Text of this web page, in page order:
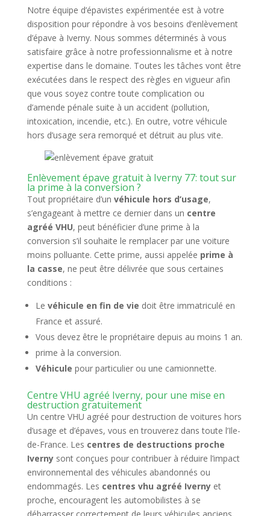
Notre équipe d’épavistes expérimentée est à votre
disposition pour répondre à vos besoins d’enlèvement
d’épave à Iverny. Nous sommes déterminés à vous
satisfaire grâce à notre professionnalisme et à notre
expertise dans le domaine. Toutes les tâches vont être
exécutées dans le respect des règles en vigueur afin
que vous soyez contre toute complication ou
d’amende pénale suite à un accident (pollution,
intoxication, incendie, etc.). En outre, votre véhicule
hors d’usage sera remorqué et détruit au plus vite.
Enlèvement épave gratuit à Iverny 77: tout sur
la prime à la conversion ?
Tout propriétaire d’un véhicule hors d’usage,
s’engageant à mettre ce dernier dans un centre
agréé VHU, peut bénéficier d’une prime à la
conversion s’il souhaite le remplacer par une voiture
moins polluante. Cette prime, aussi appelée prime à
la casse, ne peut être délivrée que sous certaines
conditions :
Le véhicule en fin de vie doit être immatriculé en
France et assuré.
Vous devez être le propriétaire depuis au moins 1 an.
prime à la conversion.
Véhicule pour particulier ou une camionnette.
Centre VHU agréé Iverny, pour une mise en
destruction gratuitement
Un centre VHU agréé pour destruction de voitures hors
d’usage et d’épaves, vous en trouverez dans toute l’Ile-
de-France. Les centres de destructions proche
Ivernysont conçues pour contribuer à réduire l’impact
environnemental des véhicules abandonnés ou
endommagés. Les centres vhu agréé Ivernyet
proche, encouragent les automobilistes à se